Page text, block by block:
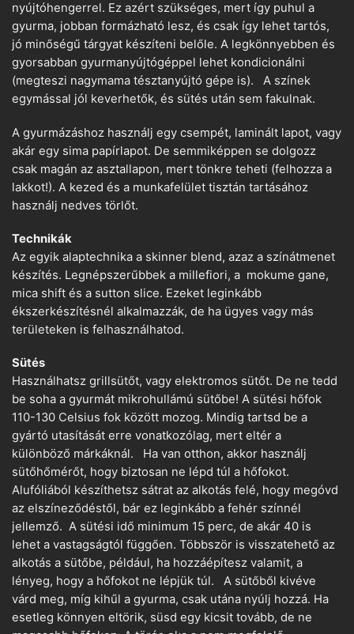
nyújtóhengerrel. Ez azért szükséges, mert így puhul a
gyurma, jobban formázható lesz, és csak így lehet tartós,
jó minőségű tárgyat készíteni belőle. A legkönnyebben és
gyorsabban gyurmanyújtógéppel lehet kondicionálni
(megteszi nagymama tésztanyújtó gépe is). A színek
egymással jól keverhetők, és sütés után sem fakulnak.
A gyurmázáshoz használj egy csempét, laminált lapot, vagy
akár egy sima papírlapot. De semmiképpen se dolgozz
csak magán az asztallapon, mert tönkre teheti (felhozza a
lakkot!). A kezed és a munkafelület tisztán tartásához
használj nedves törlőt.
Technikák
Az egyik alaptechnika a skinner blend, azaz a színátmenet
készítés. Legnépszerűbbek a millefiori, a mokume gane,
mica shift és a sutton slice. Ezeket leginkább
ékszerkészítésnél alkalmazzák, de ha ügyes vagy más
területeken is felhasználhatod.
Sütés
Használhatsz grillsütőt, vagy elektromos sütőt. De ne tedd
be soha a gyurmát mikrohullámú sütőbe! A sütési hőfok
110-130 Celsius fok között mozog. Mindig tartsd be a
gyártó utasítását erre vonatkozólag, mert eltér a
különböző márkáknál. Ha van otthon, akkor használj
sütőhőmérőt, hogy biztosan ne lépd túl a hőfokot.
Alufóliából készíthetsz sátrat az alkotás felé, hogy megóvd
az elszíneződéstől, bár ez leginkább a fehér színnél
jellemző. A sütési idő minimum 15 perc, de akár 40 is
lehet a vastagságtól függően. Többször is visszatehető az
alkotás a sütőbe, például, ha hozzáépítesz valamit, a
lényeg, hogy a hőfokot ne lépjük túl. A sütőből kivéve
várd meg, míg kihűl a gyurma, csak utána nyúlj hozzá. Ha
esetleg könnyen eltörik, süsd egy kicsit tovább, de ne